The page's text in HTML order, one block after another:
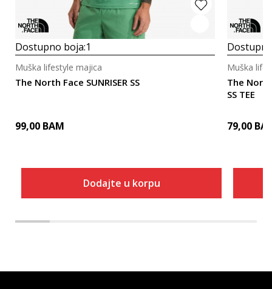
Dostupno boja:1
The North Face SUNRISER SS
Muška lifestyle majica
99,00 BAM
Dodajte u korpu
The North
SS TEE
Muška
79,00